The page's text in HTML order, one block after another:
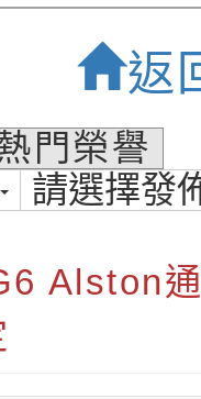
證照
祿貝
最優
返
門榮譽
請選擇發
Alston